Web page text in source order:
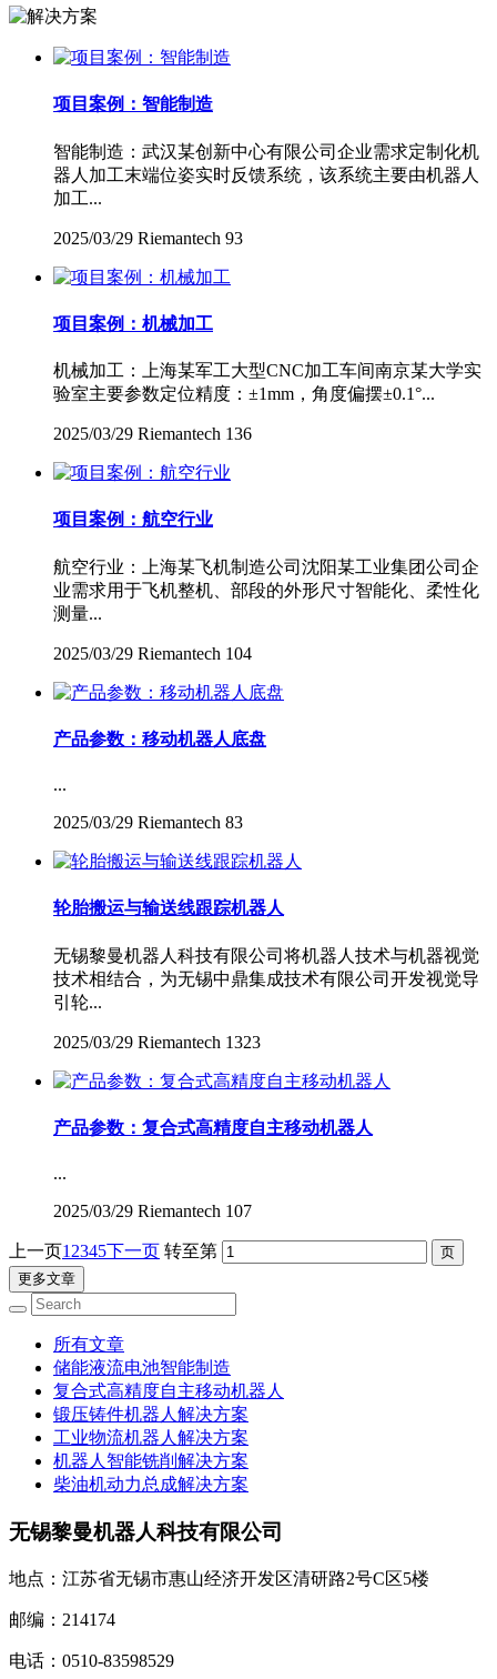
项目案例：智能制造
智能制造：武汉某创新中心有限公司企业需求定制化机
器人加工末端位姿实时反馈系统，该系统主要由机器人
加工...
2025/03/29 Riemantech 93
项目案例：机械加工
机械加工：上海某军工大型CNC加工车间南京某大学实
验室主要参数定位精度：±1mm，角度偏摆±0.1°...
2025/03/29 Riemantech 136
项目案例：航空行业
航空行业：上海某飞机制造公司沈阳某工业集团公司企
业需求用于飞机整机、部段的外形尺寸智能化、柔性化
测量...
2025/03/29 Riemantech 104
产品参数：移动机器人底盘
...
2025/03/29 Riemantech 83
轮胎搬运与输送线跟踪机器人
无锡黎曼机器人科技有限公司将机器人技术与机器视觉
技术相结合，为无锡中鼎集成技术有限公司开发视觉导
引轮...
2025/03/29 Riemantech 1323
产品参数：复合式高精度自主移动机器人
...
2025/03/29 Riemantech 107
上一页1 2345下一页 转至第
更多文章
所有文章
储能液流电池智能制造
复合式高精度自主移动机器人
锻压铸件机器人解决方案
工业物流机器人解决方案
机器人智能铣削解决方案
柴油机动力总成解决方案
无锡黎曼机器人科技有限公司
地点：江苏省无锡市惠山经济开发区清研路2号C区5楼
邮编：214174
电话：0510-83598529